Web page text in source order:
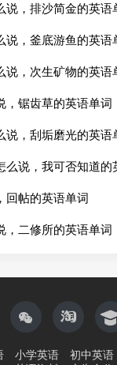
说，排沙简金的英语
说，釜底游鱼的英语
说，次生矿物的英语
，锯齿草的英语单词
说，刮垢磨光的英语
么说，我可否知道的
回帖的英语单词
，二修所的英语单词
小学英语 初中英语